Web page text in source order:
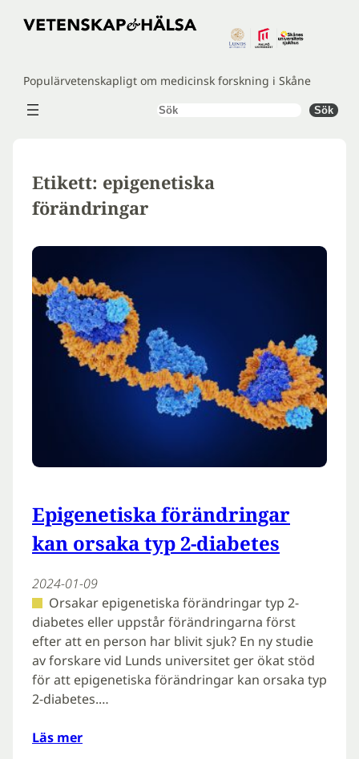
Hoppa
Populärvetenskapligt om medicinsk forskning i Skåne
Sök Sök
Etikett: epigenetiska
förändringar
Epigenetiska förändringar
kan orsaka typ 2-diabetes
2024-01-09
Orsakar epigenetiska förändringar typ 2-
diabetes eller uppstår förändringarna först
efter att en person har blivit sjuk? En ny studie
av forskare vid Lunds universitet ger ökat stöd
för att epigenetiska förändringar kan orsaka typ
2-diabetes.…
Läs mer